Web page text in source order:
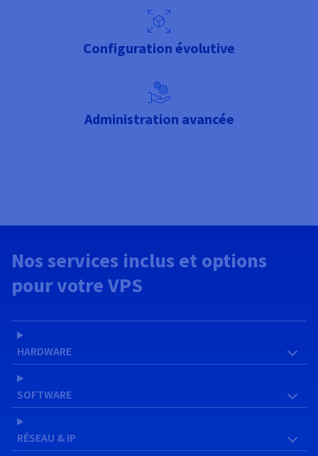
Configuration évolutive
Administration avancée
Nos services inclus et options
pour votre VPS
HARDWARE
SOFTWARE
RÉSEAU & IP